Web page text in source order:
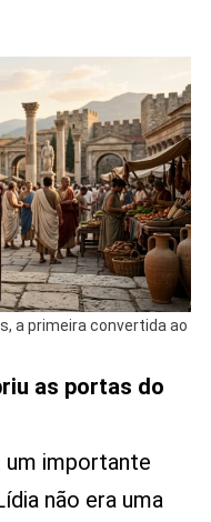
a primeira convertida ao
as portas do
um importante
não era uma